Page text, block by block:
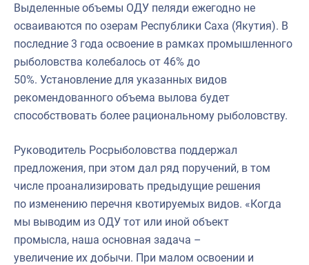
Выделенные объемы ОДУ пеляди ежегодно не
осваиваются по озерам Республики Саха (Якутия). В
последние 3 года освоение в рамках промышленного
рыболовства колебалось от 46% до
50%. Установление для указанных видов
рекомендованного объема вылова будет
способствовать более рациональному рыболовству.
Руководитель Росрыболовства поддержал
предложения, при этом дал ряд поручений, в том
числе проанализировать предыдущие решения
по изменению перечня квотируемых видов. «Когда
мы выводим из ОДУ тот или иной объект
промысла, наша основная задача –
увеличение их добычи. При малом освоении и